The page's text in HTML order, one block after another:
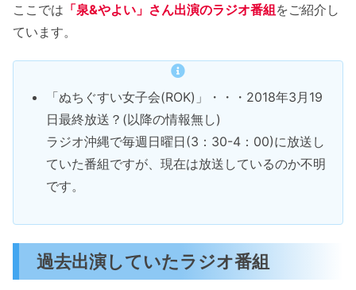
ここでは 「泉&やよい」さん出演のラジオ番組をご紹介し
ています。
「ぬちぐすい女子会(ROK)」・・・2018年3月19
日最終放送？(以降の情報無し)
ラジオ沖縄で毎週日曜日(3：30-4：00)に放送し
ていた番組ですが、現在は放送しているのか不明
です。
過去出演していたラジオ番組